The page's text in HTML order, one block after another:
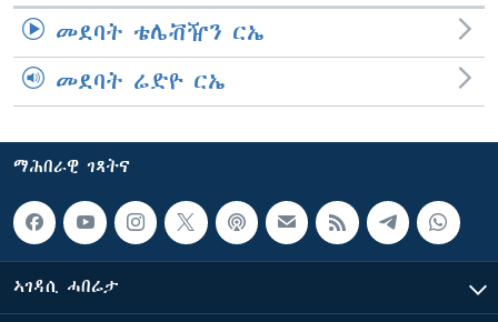
መደባት ቴሌቭዥን ርኤ
መደባት ሬድዮ ርኤ
ማሕበራዊ ገጻትና
ኣገዳሲ ሓበሬታ